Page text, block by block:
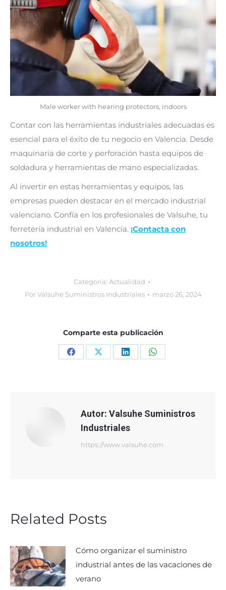
Male worker with hearing protectors, indoors
Contar con las herramientas industriales adecuadas es
esencial para el éxito de tu negocio en Valencia. Desde
maquinaria de corte y perforación hasta equipos de
soldadura y herramientas de mano especializadas.
Al invertir en estas herramientas y equipos, las
empresas pueden destacar en el mercado industrial
valenciano. Confía en los profesionales de Valsuhe, tu
ferretería industrial en Valencia. ¡Contacta con
nosotros!
Categoría: Actualidad
PorValsuhe Suministros Industriales marzo 26, 2024
Comparte esta publicación
Share Share Share Share
Autor: Valsuhe Suministros
Industriales
https://www.valsuhe.com
Related Posts
Cómo organizar el suministro
industrial antes de las vacaciones de
verano